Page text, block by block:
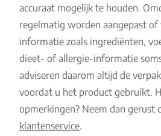
accuraat mogelijk te houden.
regelmatig worden aangepast of
informatie zoals ingrediënten,
dieet- of allergie-informatie
adviseren daarom altijd de
voordat u het product gebruikt.
opmerkingen? Neem dan gerust
klantenservice.